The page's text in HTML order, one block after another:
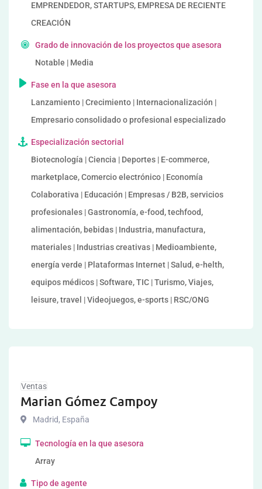
EMPRENDEDOR, STARTUPS, EMPRESA DE RECIENTE
CREACIÓN
Grado de innovación de los proyectos que asesora
Notable | Media
Fase en la que asesora
Lanzamiento | Crecimiento | Internacionalización |
Empresario consolidado o profesional especializado
Especialización sectorial
Biotecnología | Ciencia | Deportes | E-commerce,
marketplace, Comercio electrónico | Economía
Colaborativa | Educación | Empresas / B2B, servicios
profesionales | Gastronomía, e-food, techfood,
alimentación, bebidas | Industria, manufactura,
materiales | Industrias creativas | Medioambiente,
energía verde | Plataformas Internet | Salud, e-helth,
equipos médicos | Software, TIC | Turismo, Viajes,
leisure, travel | Videojuegos, e-sports | RSC/ONG
Ventas
Marian Gómez Campoy
Madrid, España
Tecnología en la que asesora
Array
Tipo de agente